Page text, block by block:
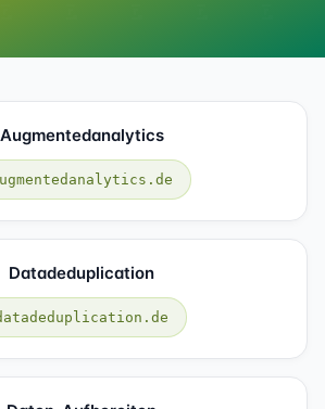
Augmentedanalytics
Datadeduplication